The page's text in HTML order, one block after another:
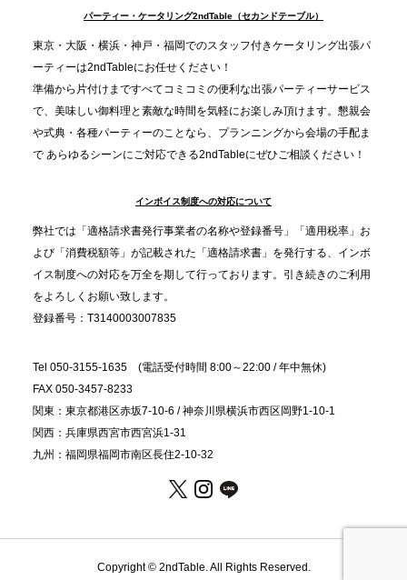
TBS「Nスタ」で、2ndTable「1DISH」が紹介され
2025.11.21
プレスリリースのご案内｜忘年会は“移動時間ゼロ
分”の時代へ。法人注文が前年比5倍に伸びた「宅配
オードブル」が提案する、新しい乾杯文化
プレスリリースのご案内｜職場で完結する“忘年会・
納会ケータリング”が人気。幹事負担を軽減し、社内
コミュニケーションを促進
パーティー・ケータリング2ndTable（セカンドテーブル）
東京・大阪・横浜・神戸・福岡でのスタッフ付きケータリング出張パ
ーティーは2ndTableにお任せください！
準備から片付けまですべてコミコミの便利な出張パーティーサービス
で、美味しい御料理と素敵な時間を気軽にお楽しみ頂けます。懇親会
や式典・各種パーティーのことなら、プランニングから会場の手配ま
で あらゆるシーンにご対応できる2ndTableにぜひご相談ください！
インボイス制度への対応について
弊社では「適格請求書発行事業者の名称や登録番号」「適用税率」お
よび「消費税額等」が記載された「適格請求書」を発行する、インボ
イス制度への対応を万全を期して行っております。引き続きのご利用
をよろしくお願い致します。
登録番号：T3140003007835
Tel 050-3155-1635 (電話受付時間 8:00～22:00 / 年中無休)
FAX 050-3457-8233
関東：東京都港区赤坂7-10-6 / 神奈川県横浜市西区岡野1-10-1
関西：兵庫県西宮市西宮浜1-31
九州：福岡県福岡市南区長住2-10-32
Copyright © 2ndTable. All Rights Reserved.